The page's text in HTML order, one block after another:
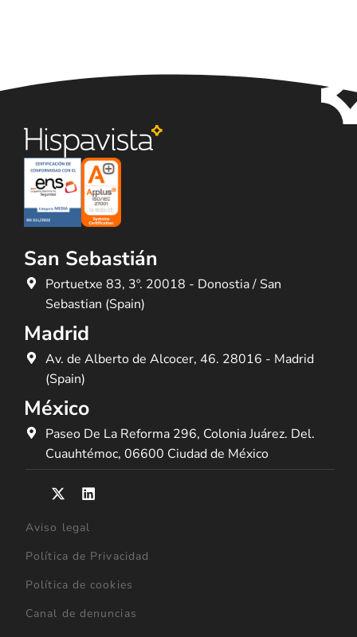
San Sebastián
Portuetxe 83, 3º. 20018 - Donostia / San
Sebastian (Spain)
Madrid
Av. de Alberto de Alcocer, 46. 28016 - Madrid
(Spain)
México
Paseo De La Reforma 296, Colonia Juárez. Del.
Cuauhtémoc, 06600 Ciudad de México
Aviso legal
Política de Privacidad
Política de cookies
Canal de denuncias